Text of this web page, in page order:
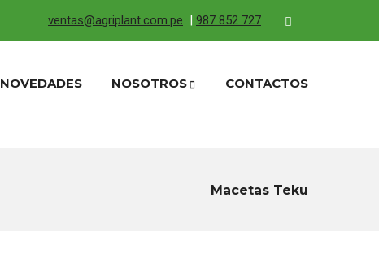
ventas@agriplant.com.pe | 987 852 727
NOVEDADES NOSOTROS CONTACTOS
Macetas Teku